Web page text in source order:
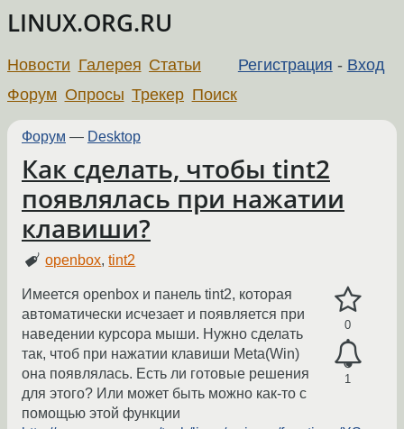
LINUX.ORG.RU
Регистрация - Вход
Новости Галерея Статьи
Форум Опросы Трекер Поиск
Форум — Desktop
Как сделать, чтобы tint2
появлялась при нажатии
клавиши?
openbox,tint2
0
1
Имеется openbox и панель tint2, которая
автоматически исчезает и появляется при
наведении курсора мыши. Нужно сделать
так, чтоб при нажатии клавиши Meta(Win)
она появлялась. Есть ли готовые решения
для этого? Или может быть можно как-то с
помощью этой функции